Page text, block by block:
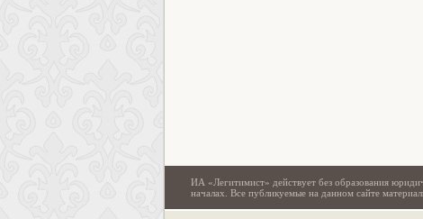
ИА «Легитимист» действует без образования
началах. Все публикуемые на данном сайте